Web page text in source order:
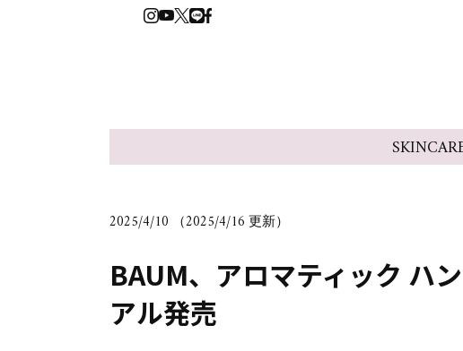
2025/4/10 （2025/4/16 更新）
BAUM、アロマティック ハ
アル発売